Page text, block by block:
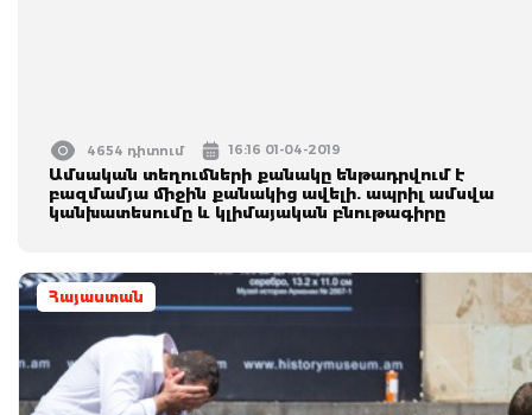
4654 դիտում 16:16 01-04-2019
Ամսական տեղումների քանակը ենթադրվում է
բազմամյա միջին քանակից ավելի. ապրիլ ամսվա
կանխատեսումը և կլիմայական բնութագիրը
Հայաստան